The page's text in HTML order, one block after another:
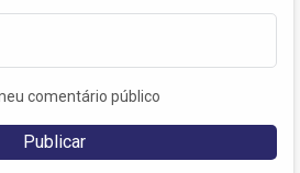
comentário público